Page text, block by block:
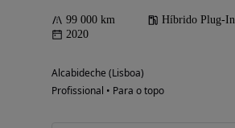
99 000 km Híbrido Plug-In
2020
Alcabideche (Lisboa)
Profissional • Para o topo